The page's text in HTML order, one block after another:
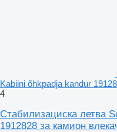
Kabiini õhkpadja kandur
4
Стабилизациска летва
1912828 за камион